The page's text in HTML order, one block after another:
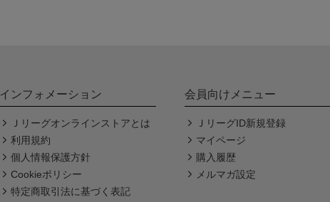
インフォメーション
Ｊリーグオンラインストアとは
利用規約
個人情報保護方針
Cookieポリシー
特定商取引法に基づく表記
会員向けメニュー
ＪリーグID新規登録
マイページ
購入履歴
メルマガ設定